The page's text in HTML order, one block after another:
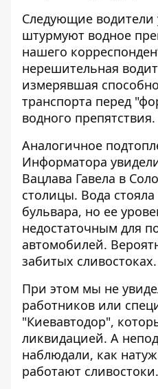
Следующие водители
штурмуют водное
нашего
нерешительная
измерявшая
транспорта перед
водного препятствия.
Аналогичное
Информатора
Вацлава Гавела в
столицы. Вода
бульвара, но ее
недостаточным для
автомобилей.
забитых сливостоках.
При этом мы не
работников или
"Киевавтодор",
ликвидацией. А
наблюдали, как
работают сливостоки.